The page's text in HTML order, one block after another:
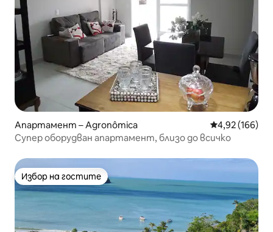
Апартамент – Agronômica Средна
4,92 (166)
Супер оборудван апартамент, близо до всичко
Избор на гостите
Избор на гостите